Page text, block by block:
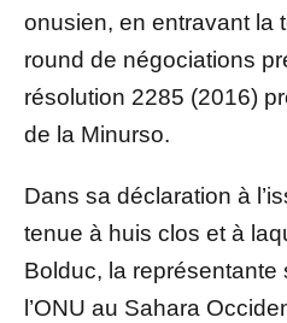
onusien, en entravant la
round de négociations
résolution 2285 (2016)
de la Minurso.
Dans sa déclaration à
tenue à huis clos et à
Bolduc, la représentante
l’ONU au Sahara